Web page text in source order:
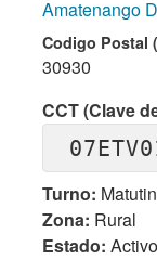
Amatenango
Codigo Postal
30930
CCT (Clave
Turno:
Zona: Rural
Estado: